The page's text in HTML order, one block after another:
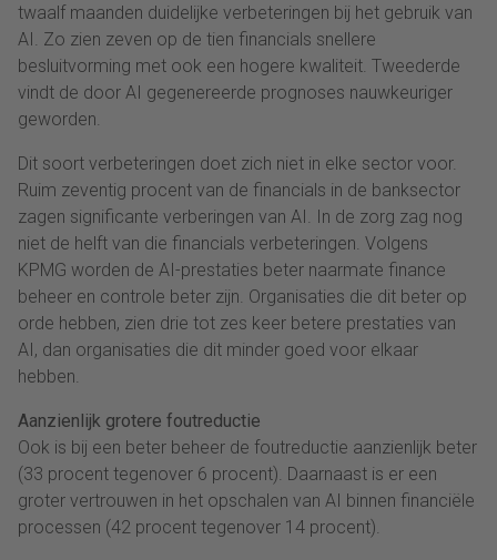
twaalf maanden duidelijke verbeteringen bij het gebruik van
AI. Zo zien zeven op de tien financials snellere
besluitvorming met ook een hogere kwaliteit. Tweederde
vindt de door AI gegenereerde prognoses nauwkeuriger
geworden.
Dit soort verbeteringen doet zich niet in elke sector voor.
Ruim zeventig procent van de financials in de banksector
zagen significante verberingen van AI. In de zorg zag nog
niet de helft van die financials verbeteringen. Volgens
KPMG worden de AI-prestaties beter naarmate finance
beheer en controle beter zijn. Organisaties die dit beter op
orde hebben, zien drie tot zes keer betere prestaties van
AI, dan organisaties die dit minder goed voor elkaar
hebben.
Aanzienlijk grotere foutreductie
Ook is bij een beter beheer de foutreductie aanzienlijk beter
(33 procent tegenover 6 procent). Daarnaast is er een
groter vertrouwen in het opschalen van AI binnen financiële
processen (42 procent tegenover 14 procent).